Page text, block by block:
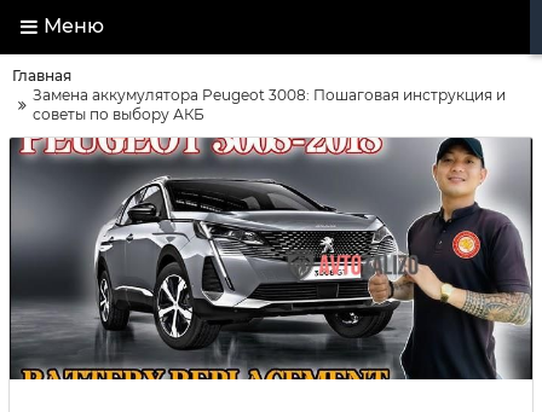
Меню
Главная
Замена аккумулятора Peugeot 3008: Пошаговая инструкция и
советы по выбору АКБ